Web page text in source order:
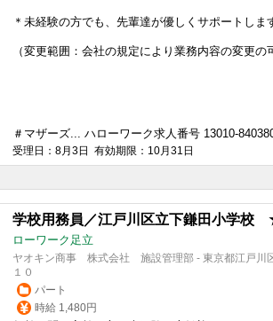
＊未経験の方でも、先輩達が優しくサポートしま
（変更範囲：会社の規定により業務内容の変更の
＃マザーズ... ハローワーク求人番号 13010-
受理日：8月3日 有効期限：10月31日
学校用務員／江戸川区立下鎌田小学校
ローワーク足立
ヤオキン商事 株式会社 施設管理部 - 東京都江戸川
１０
パート
時給 1,480円